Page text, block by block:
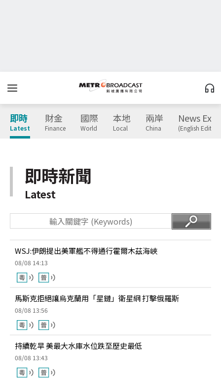
即時
Latest
財金
Finance
國際
World
本地
Local
兩岸
China
News
(English
即時新聞
Latest
WSJ:伊朗提出美軍艦不得通行霍爾木茲海峽
08/08 14:13
馬斯克拒絕讓烏克蘭用「星鏈」衛星網 打擊俄羅斯
08/08 13:56
持續乾旱 美最大水庫水位跌至歷史最低
08/08 13:43